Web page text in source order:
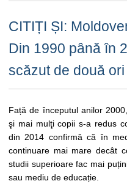
CITIȚI ȘI:
Din 1990 până în
scăzut de două ori
Față de începutul anilor
şi mai mulţi copii s-a redus
din 2014 confirmă că în
continuare mai mare decât
studii superioare fac mai
sau mediu de educație.